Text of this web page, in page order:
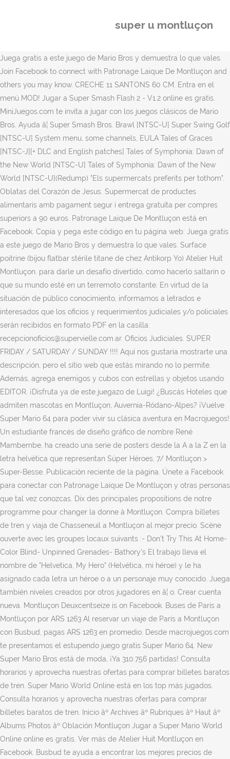
super u montluçon
Juega gratis a este juego de Mario Bros y demuestra lo que vales.
Join Facebook to connect with Patronage Laique De Montluçon and
others you may know. CRECHE 11 SANTONS 60 CM. Entra en el
menú MOD! Jugar a Super Smash Flash 2 - V1.2 online es gratis.
MiniJuegos.com te invita a jugar con los juegos clásicos de Mario
Bros. Ayuda â¦ Super Smash Bros. Brawl [NTSC-U] Super Swing Golf
[NTSC-U] System menu, some channels, EULA Tales of Graces
[NTSC-J][+ DLC and English patches] Tales of Symphonia: Dawn of
the New World [NTSC-U] Tales of Symphonia: Dawn of the New
World [NTSC-U](Redump) "Els supermercats preferits per tothom".
Oblatas del Corazón de Jesus. Supermercat de productes
alimentaris amb pagament segur i entrega gratuïta per compres
superiors a 90 euros. Patronage Laique De Montluçon está en
Facebook. Copia y pega este código en tu página web: Juega gratis
a este juego de Mario Bros y demuestra lo que vales. Surface
poitrine (bijou flatbar stérile titane de chez Antikorp Yo) Atelier Huit
Montluçon. para darle un desafío divertido, como hacerlo saltarín o
que su mundo esté en un terremoto constante. En virtud de la
situación de público conocimiento, informamos a letrados e
interesados que los oficios y requerimientos judiciales y/o policiales
serán recibidos en formato PDF en la casilla:
recepcionoficios@supervielle.com.ar. Oficios Judiciales. SUPER
FRIDAY / SATURDAY / SUNDAY !!!! Aquí nos gustaría mostrarte una
descripción, pero el sitio web que estás mirando no lo permite.
Además, agrega enemigos y cubos con estrellas y objetos usando
EDITOR. ¡Disfruta ya de este juegazo de Luigi! ¿Buscás Hoteles que
admiten mascotas en Montluçon, Auvernia-Ródano-Alpes? ¡Vuelve
Super Mario 64 para poder vivir su clásica aventura en Macrojuegos!
Un estudiante francés de diseño gráfico de nombre René
Mambembe, ha creado una serie de posters desde la A a la Z en la
letra helvética que representan Súper Héroes. 7/ Montluçon >
Super-Besse. Publicación reciente de la página. Únete a Facebook
para conectar con Patronage Laique De Montluçon y otras personas
que tal vez conozcas. Dix des principales propositions de notre
programme pour changer la donne à Montluçon. Compra billetes
de tren y viaja de Chasseneuil a Montluçon al mejor precio. Scène
ouverte avec les groupes locaux suivants :- Don't Try This At Home-
Color Blind- Unpinned Grenades- Bathory's El trabajo lleva el
nombre de "Helvetica, My Hero" (Helvética, mi héroe) y le ha
asignado cada letra un héroe o a un personaje muy conocido. Juega
también niveles creados por otros jugadores en â¦ o. Crear cuenta
nueva. Montluçon Deuxcentseize is on Facebook. Buses de París a
Montluçon por ARS 1263 Al reservar un viaje de París a Montluçon
con Busbud, pagas ARS 1263 en promedio. Desde macrojuegos.com
te presentamos el estupendo juego gratis Super Mario 64. New
Super Mario Bros está de moda, ¡Ya 310.756 partidas! Consulta
horarios y aprovecha nuestras ofertas para comprar billetes baratos
de tren. Super Mario World Online está en los top más jugados.
Consulta horarios y aprovecha nuestras ofertas para comprar
billetes baratos de tren. Inicio âº Archives âº Rubriques âº Haut âº
Albums Photos âº Oblación Montluçon Jugar a Super Mario World
Online online es gratis. Ver más de Atelier Huit Montluçon en
Facebook. Busbud te ayuda a encontrar los mejores precios de